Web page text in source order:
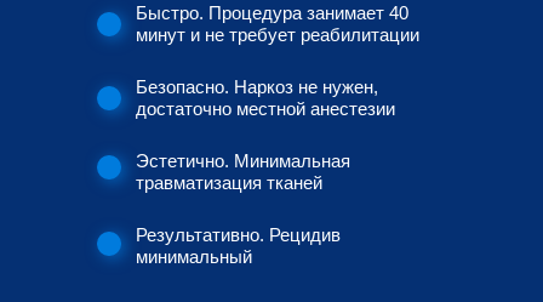
Быстро. Процедура занимает 40
минут и не требует реабилитации
Безопасно. Наркоз не нужен,
достаточно местной анестезии
Эстетично. Минимальная
травматизация тканей
Результативно. Рецидив
минимальный